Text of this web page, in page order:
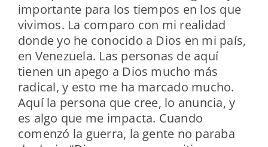
importante para los tiempos en los que
vivimos. La comparo con mi realidad
donde yo he conocido a Dios en mi país,
en Venezuela. Las personas de aquí
tienen un apego a Dios mucho más
radical, y esto me ha marcado mucho.
Aquí la persona que cree, lo anuncia, y
es algo que me impacta. Cuando
comenzó la guerra, la gente no paraba